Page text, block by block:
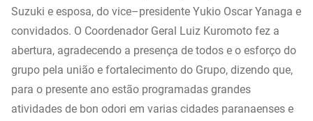
Suzuki e esposa, do vice–presidente Yukio Oscar Yanaga e
convidados. O Coordenador Geral Luiz Kuromoto fez a
abertura, agradecendo a presença de todos e o esforço do
grupo pela união e fortalecimento do Grupo, dizendo que,
para o presente ano estão programadas grandes
atividades de bon odori em varias cidades paranaenses e